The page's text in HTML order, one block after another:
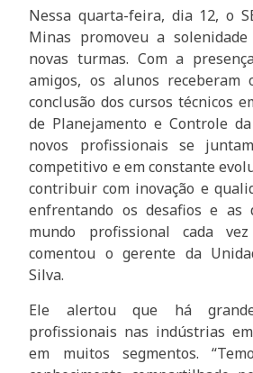
Nessa quarta-feira, dia 12, o
Minas promoveu a
novas turmas. Com a
amigos, os alunos receberam
conclusão dos cursos técnicos
de Planejamento e Controle da
novos profissionais se
competitivo e em constante
contribuir com inovação e
enfrentando os desafios e as
mundo profissional cada
comentou o gerente da
Silva.
Ele alertou que há
profissionais nas indústrias
em muitos segmentos.